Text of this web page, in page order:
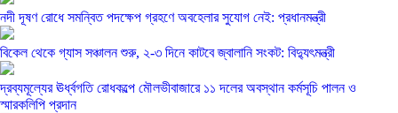
নদী দূষণ রোধে সমন্বিত পদক্ষেপ গ্রহণে অবহেলার সুযোগ নেই: প্রধানমন্ত্রী
বিকেল থেকে গ্যাস সঞ্চালন শুরু, ২-৩ দিনে কাটবে জ্বালানি সংকট: বিদ্যুৎমন্ত্রী
দ্রব্যমূল্যের ঊর্ধ্বগতি রোধকল্পে মৌলভীবাজারে ১১ দলের অবস্থান কর্মসূচি পালন ও
স্মারকলিপি প্রদান